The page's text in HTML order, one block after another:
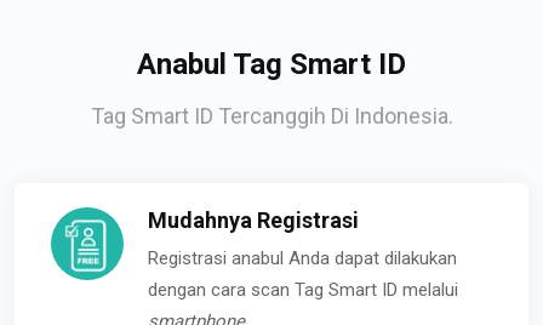
Anabul Tag Smart ID
Tag Smart ID Tercanggih Di Indonesia.
Mudahnya Registrasi
Registrasi anabul Anda dapat dilakukan
dengan cara scan Tag Smart ID melalui